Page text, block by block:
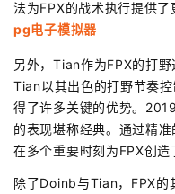
法为FPX的战术执行提供了
pg电子模拟器
另外，Tian作为FPX的打野
Tian以其出色的打野节奏
得了许多关键的优势。
的表现堪称经典。通过精
在多个重要时刻为FPX创造
除了Doinb与Tian，FPX的